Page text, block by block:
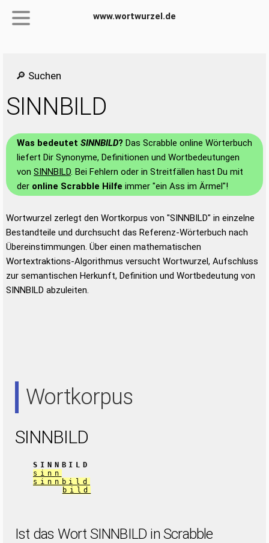
www.wortwurzel.de
🔎 Suchen
SINNBILD
Was bedeutet SINNBILD? Das Scrabble online Wörterbuch
liefert Dir Synonyme, Definitionen und Wortbedeutungen
von SINNBILD. Bei Fehlern oder in Streitfällen hast Du mit
der online Scrabble Hilfe immer "ein Ass im Ärmel"!
Wortwurzel zerlegt den Wortkorpus von "SINNBILD" in einzelne
Bestandteile und durchsucht das Referenz-Wörterbuch nach
Übereinstimmungen. Über einen mathematischen
Wortextraktions-Algorithmus versucht Wortwurzel, Aufschluss
zur semantischen Herkunft, Definition und Wortbedeutung von
SINNBILD abzuleiten.
Wortkorpus
SINNBILD
SINNBILD
sinn
sinnbild
bild
Ist das Wort SINNBILD in Scrabble